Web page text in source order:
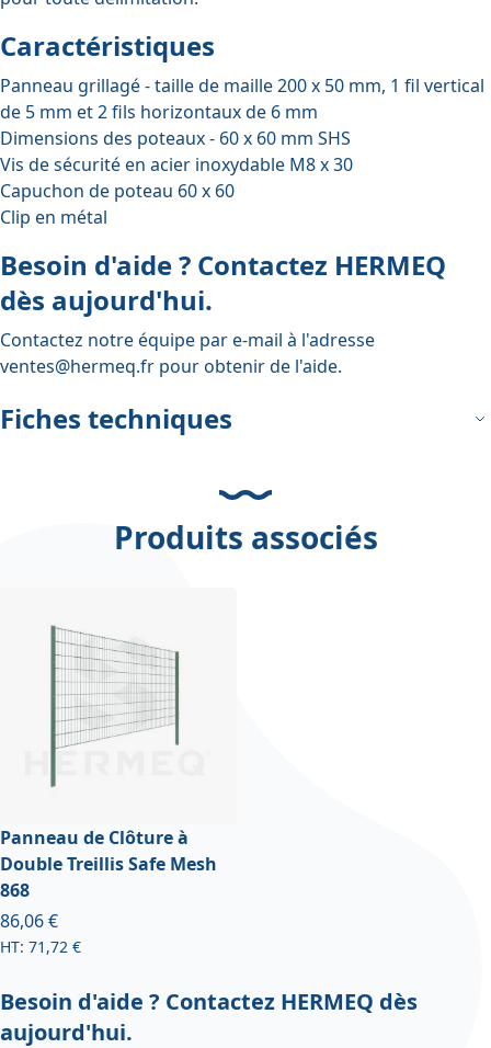
Caractéristiques
Panneau grillagé - taille de maille 200 x 50 mm, 1 fil vertical
de 5 mm et 2 fils horizontaux de 6 mm
Dimensions des poteaux - 60 x 60 mm SHS
Vis de sécurité en acier inoxydable M8 x 30
Capuchon de poteau 60 x 60
Clip en métal
Besoin d'aide ? Contactez HERMEQ
dès aujourd'hui.
Contactez notre équipe par e-mail à l'adresse
ventes@hermeq.fr pour obtenir de l'aide.
Fiches techniques
Produits associés
Panneau de Clôture à
Double Treillis Safe Mesh
868
À partir de
86,06 €
71,72 €
Besoin d'aide ? Contactez HERMEQ dès
aujourd'hui.